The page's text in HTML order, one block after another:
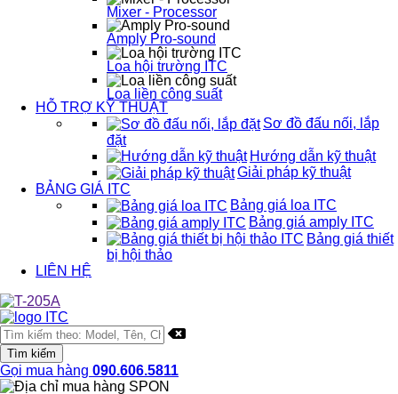
Mixer - Processor
Amply Pro-sound
Loa hội trường ITC
Loa liền công suất
HỖ TRỢ KỸ THUẬT
Sơ đồ đấu nối, lắp
đặt
Hướng dẫn kỹ thuật
Giải pháp kỹ thuật
BẢNG GIÁ ITC
Bảng giá loa ITC
Bảng giá amply ITC
Bảng giá thiết
bị hội thảo
LIÊN HỆ
Gọi mua hàng 090.606.5811